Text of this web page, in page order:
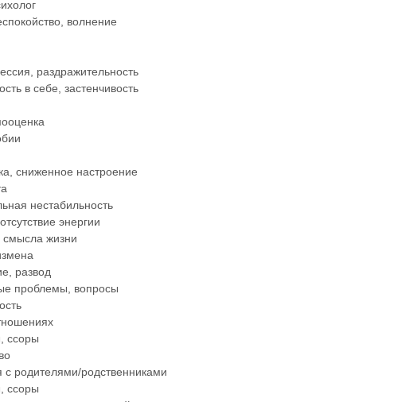
волнение
раздражительность
в себе, застенчивость
сниженное настроение
нестабильность
энергии
смысла жизни
развод
проблемы, вопросы
ссоры
родителями/родственниками
ссоры